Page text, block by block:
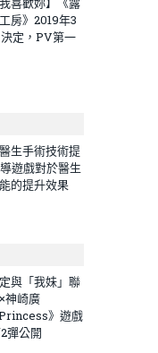
房》2019年3
定，PV第一
生手術技術提
遊戲對於醫生
的提升效果
與「我妹」聯
神崎廣
》遊戲
彈公開